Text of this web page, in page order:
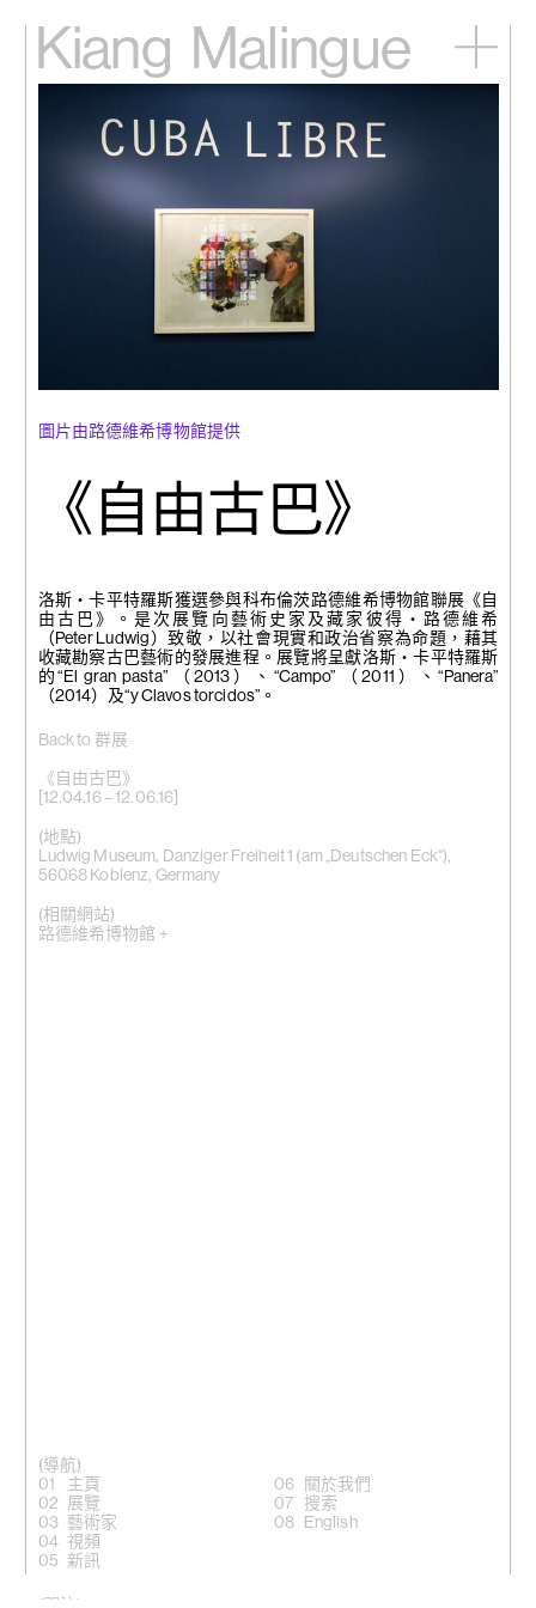
Kiang Malingue
展覽
藝術家
新訊
關於我們
English
Back to 群展
《自由古巴》
[12.04.16 – 12.06.16]
(地點)
Ludwig Museum, Danziger Freiheit 1 (am „Deutschen Eck"),
56068 Koblenz, Germany
(相關網站)
路德維希博物館 +
洛斯・卡平特羅斯獲選參與科布倫茨路德維希博物館聯展《自
由古巴》。是次展覽向藝術史家及藏家彼得・路德維希
（Peter Ludwig）致敬，以社會現實和政治省察為命題，藉其
收藏勘察古巴藝術的發展進程。展覽將呈獻洛斯・卡平特羅斯
的“El gran pasta” （2013）、“Campo” （2011）、“Panera”
（2014）及“y Clavos torcidos”。
《自由古巴》
圖片由路德維希博物館提供
(導航)
主頁
展覽
藝術家
視頻
新訊
關於我們
搜索
English